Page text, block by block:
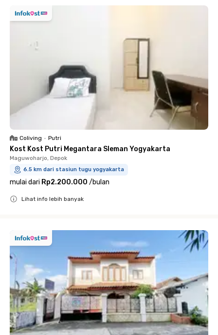
Coliving • Putri
Kost Kost Putri Megantara Sleman Yogyakarta
Maguwoharjo, Depok
6.5 km dari stasiun tugu yogyakarta
mulai dari Rp2.200.000 /bulan
Lihat info lebih banyak